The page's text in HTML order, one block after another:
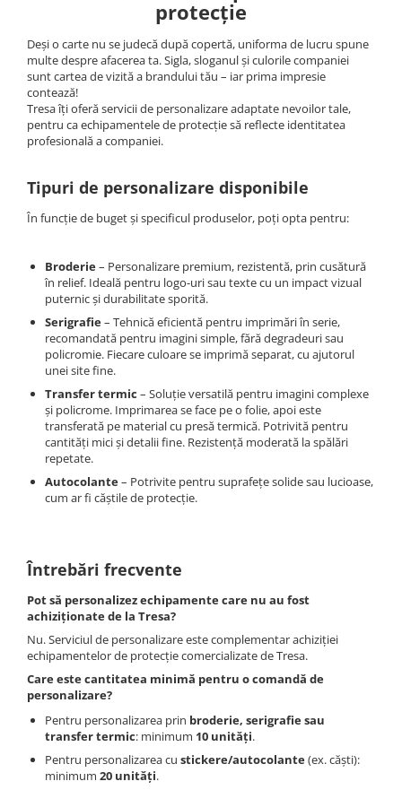
Costume | Combinezoane
Impermeabile
Pantaloni Impermeabili
Pelerine | Jachete Impermeabile
Imbracaminte TERMOIZOLANTĂ
Jachete Termoizolante
Costume | Combinezoane
Termoizolante
(HI-VIS)
Jachete reflectorizante (HI-VIS)
Pantaloni si salopete reflectorizante
(HI-VIS)
Costume reflectorizante (HI-VIS)
Combinezoane Reflectorizante (HI-
Veste reflectorizante (HI-VIS)
Tricouri si bluze reflectorizante (HI-
Fesuri, capisoane si sepci
Îmbrăcăminte ANTICHIMICĂ |
MULTIRISC
Costume | Combinezoane
Antichimice | Multirisc
Halate | Sorturi Antichimice |
Multirisc
Jachete | Bluze Antichimice |
Multirisc
Pantaloni Antichimici | Multirisc
Îmbrăcăminte IGNIFUGĂ (ANTI-
FLACĂRĂ)
protecție
Deși o carte nu se judecă după copertă, uniforma de lucru spune
multe despre afacerea ta. Sigla, sloganul și culorile companiei
sunt cartea de vizită a brandului tău – iar prima impresie
contează!
Tresa îți oferă servicii de personalizare adaptate nevoilor tale,
pentru ca echipamentele de protecție să reflecte identitatea
profesională a companiei.
Tipuri de personalizare disponibile
În funcție de buget și specificul produselor, poți opta pentru:
Broderie– Personalizare premium, rezistentă, prin cusătură
în relief. Ideală pentru logo-uri sau texte cu un impact vizual
puternic și durabilitate sporită.
Serigrafie– Tehnică eficientă pentru imprimări în serie,
recomandată pentru imagini simple, fără degradeuri sau
policromie. Fiecare culoare se imprimă separat, cu ajutorul
unei site fine.
Transfer termic – Soluție versatilă pentru imagini complexe
și policrome. Imprimarea se face pe o folie, apoi este
transferată pe material cu presă termică. Potrivită pentru
cantități mici și detalii fine. Rezistență moderată la spălări
repetate.
Autocolante– Potrivite pentru suprafețe solide sau lucioase,
cum ar fi căștile de protecție.
Întrebări frecvente
Pot să personalizez echipamente care nu au fost
achiziționate de la Tresa?
Nu. Serviciul de personalizare este complementar achiziției
echipamentelor de protecție comercializate de Tresa.
Care este cantitatea minimă pentru o comandă de
personalizare?
Pentru personalizarea prin broderie, serigrafie sau
transfer termic: minimum 10 unități.
Pentru personalizarea cu stickere/autocolante(ex. căști):
minimum 20 unități.